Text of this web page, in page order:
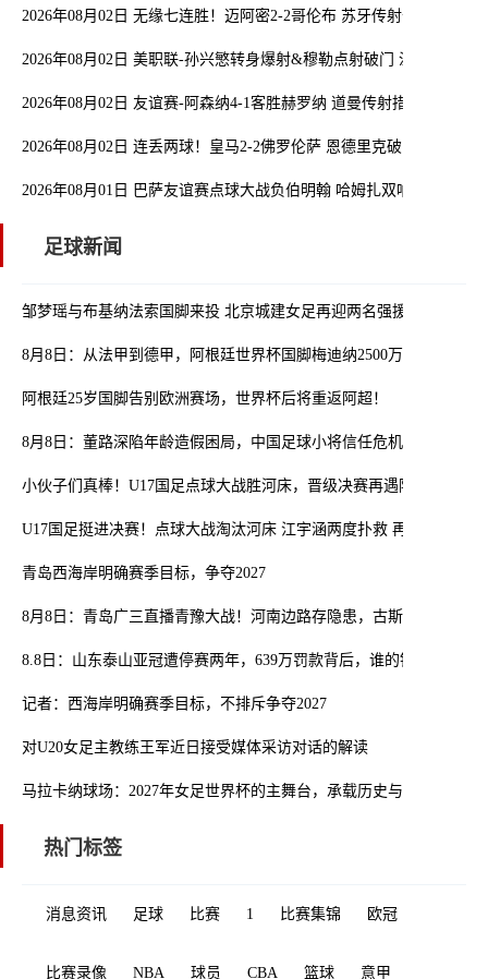
2026年08月02日 无缘七连胜！迈阿密2-2哥伦布 苏牙传射卡塞米罗乌
2026年08月02日 美职联-孙兴慜转身爆射&穆勒点射破门 温哥华白浪
2026年08月02日 友谊赛-阿森纳4-1客胜赫罗纳 道曼传射措利斯破门
2026年08月02日 连丢两球！皇马2-2佛罗伦萨 恩德里克破门 18岁小将
2026年08月01日 巴萨友谊赛点球大战负伯明翰 哈姆扎双响阿德耶米
足球新闻
邹梦瑶与布基纳法索国脚来投 北京城建女足再迎两名强援
8月8日：从法甲到德甲，阿根廷世界杯国脚梅迪纳2500万欧转会勒沃
阿根廷25岁国脚告别欧洲赛场，世界杯后将重返阿超！
8月8日：董路深陷年龄造假困局，中国足球小将信任危机何解？
小伙子们真棒！U17国足点球大战胜河床，晋级决赛再遇阿森纳
U17国足挺进决赛！点球大战淘汰河床 江宇涵两度扑救 再与阿森纳交
青岛西海岸明确赛季目标，争夺2027
8月8日：青岛广三直播青豫大战！河南边路存隐患，古斯塔沃等喂饼
8.8日：山东泰山亚冠遭停赛两年，639万罚款背后，谁的锅？
记者：西海岸明确赛季目标，不排斥争夺2027
对U20女足主教练王军近日接受媒体采访对话的解读
马拉卡纳球场：2027年女足世界杯的主舞台，承载历史与未来的交汇
热门标签
消息资讯 足球 比赛 1 比赛集锦 欧冠
比赛录像 NBA 球员 CBA 篮球 意甲